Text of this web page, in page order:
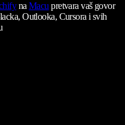
naMacu pretvara vaš govor
Outlooka, Cursora i svih